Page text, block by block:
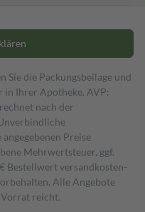
Sie die Packungsbeilage und
in Ihrer Apotheke. AVP:
nach der
Preise
Mehrwertsteuer, ggf.
Bestell­wert versand­kosten­
Alle Angebote
Vorrat reicht.